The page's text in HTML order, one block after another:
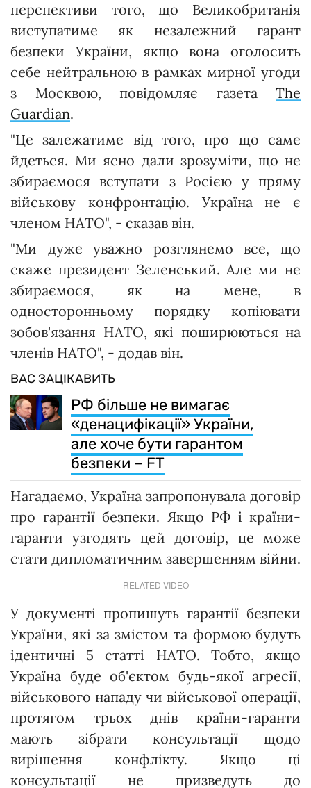
перспективи того, що Великобританія
виступатиме як незалежний гарант
безпеки України, якщо вона оголосить
себе нейтральною в рамках мирної угоди
з Москвою, повідомляє газета The
Guardian.
"Це залежатиме від того, про що саме
йдеться. Ми ясно дали зрозуміти, що не
збираємося вступати з Росією у пряму
військову конфронтацію. Україна не є
членом НАТО", - сказав він.
"Ми дуже уважно розглянемо все, що
скаже президент Зеленський. Але ми не
збираємося, як на мене, в
односторонньому порядку копіювати
зобов'язання НАТО, які поширюються на
членів НАТО", - додав він.
ВАС ЗАЦІКАВИТЬ
РФ більше не вимагає
«денацифікації» України,
але хоче бути гарантом
безпеки – FT
Нагадаємо, Україна запропонувала договір
про гарантії безпеки. Якщо РФ і країни-
гаранти узгодять цей договір, це може
стати дипломатичним завершенням війни.
RELATED VIDEO
У документі пропишуть гарантії безпеки
України, які за змістом та формою будуть
ідентичні 5 статті НАТО. Тобто, якщо
Україна буде об'єктом будь-якої агресії,
військового нападу чи військової операції,
протягом трьох днів країни-гаранти
мають зібрати консультації щодо
вирішення конфлікту. Якщо ці
консультації не призведуть до